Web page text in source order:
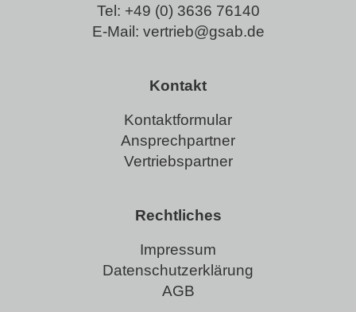
Tel: +49 (0) 3636 76140
E-Mail: vertrieb@gsab.de
Kontakt
Kontaktformular
Ansprechpartner
Vertriebspartner
Rechtliches
Impressum
Datenschutzerklärung
AGB